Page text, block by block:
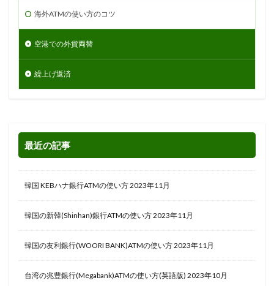
海外ATMの使い方のコツ
空港での外貨両替
繰上げ返済
最近の記事
韓国 KEBハナ銀行ATMの使い方 2023年11月
韓国の新韓(Shinhan)銀行ATMの使い方 2023年11月
韓国の友利銀行(WOORI BANK)ATMの使い方 2023年11月
台湾の兆豊銀行(Megabank)ATMの使い方(英語版) 2023年10月